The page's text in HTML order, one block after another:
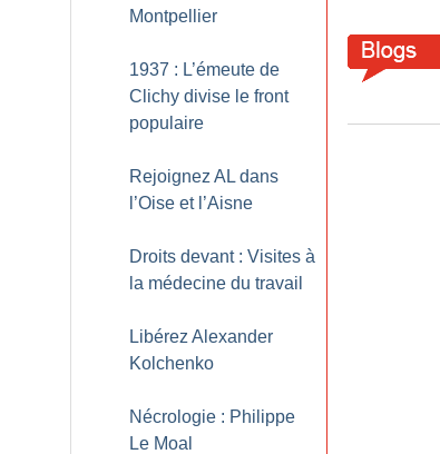
Montpellier
1937 : L’émeute de
Clichy divise le front
populaire
Rejoignez AL dans
l’Oise et l’Aisne
Droits devant : Visites à
la médecine du travail
Libérez Alexander
Kolchenko
Nécrologie : Philippe
Le Moal